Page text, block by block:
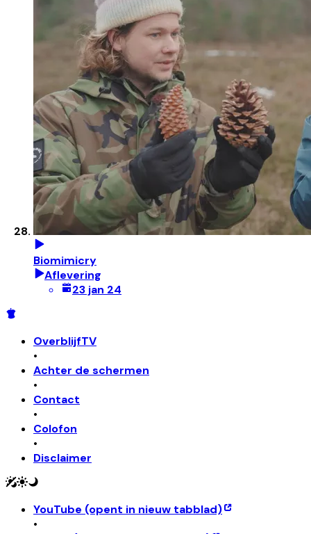
Biomimicry
Aflevering
23 jan 24
OverblijfTV
•
Achter de schermen
•
Contact
•
Colofon
•
Disclaimer
YouTube (opent in nieuw tabblad)
•